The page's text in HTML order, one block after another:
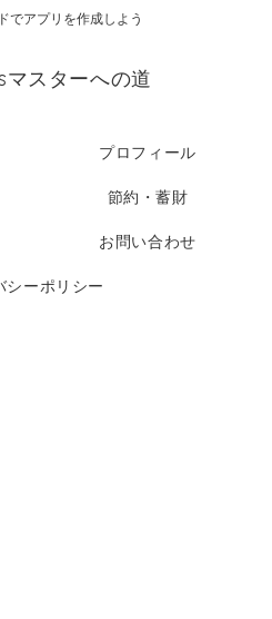
でアプリを作成しよう
スターへの道
プロフィール
節約・蓄財
お問い合わせ
シーポリシー